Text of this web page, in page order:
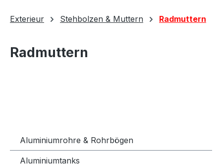
Exterieur Stehbolzen & Muttern Radmuttern
Radmuttern
Aluminiumrohre & Rohrbögen
Aluminiumtanks